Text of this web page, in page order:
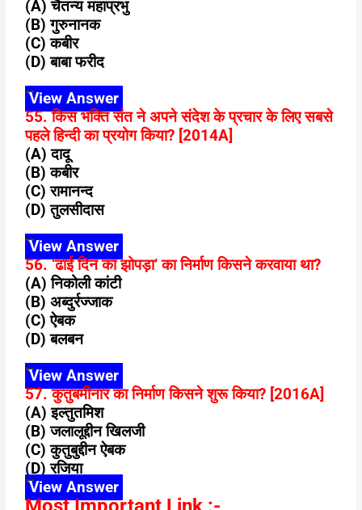
(A) चैतन्य महाप्रभु
(B) गुरुनानक
(C) कबीर
(D) बाबा फरीद
View Answer
55. किस भक्ति संत ने अपने संदेश के प्रचार के लिए सबसे
पहले हिन्दी का प्रयोग किया? [2014A]
(A) दादू
(B) कबीर
(C) रामानन्द
(D) तुलसीदास
View Answer
56. ‘ढाई दिन का झोपड़ा’ का निर्माण किसने करवाया था?
(A) निकोली कांटी
(B) अब्दुर्रज्जाक
(C) ऐबक
(D) बलबन
View Answer
57. कुतुबमीनार का निर्माण किसने शुरू किया? [2016A]
(A) इल्तुतमिश
(B) जलालूद्दीन खिलजी
(C) कुतुबुद्दीन ऐबक
(D) रजिया
View Answer